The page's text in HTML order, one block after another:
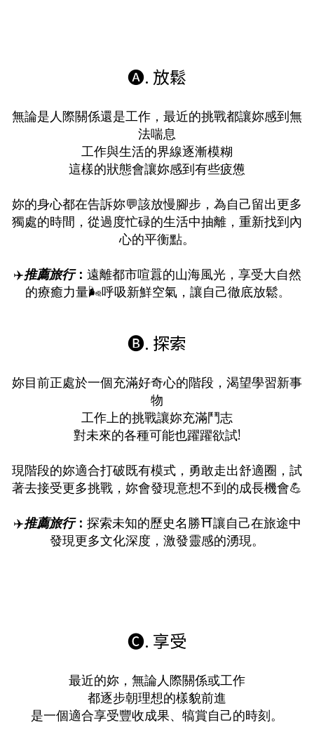
🅐. 放鬆
無論是人際關係還是工作，最近的挑戰都讓妳感到無
法喘息
工作與生活的界線逐漸模糊
這樣的狀態會讓妳感到有些疲憊
妳的身心都在告訴妳💬該放慢腳步，為自己留出更多
獨處的時間，從過度忙碌的生活中抽離，重新找到內
心的平衡點。
✈️推薦旅行： 遠離都市喧囂的山海風光，享受大自然
的療癒力量🌬️呼吸新鮮空氣，讓自己徹底放鬆。
🅑. 探索
妳目前正處於一個充滿好奇心的階段，渴望學習新事
物
工作上的挑戰讓妳充滿鬥志
對未來的各種可能也躍躍欲試!
現階段的妳適合打破既有模式，勇敢走出舒適圈，試
著去接受更多挑戰，妳會發現意想不到的成長機會💪
✈️推薦旅行： 探索未知的歷史名勝⛩️讓自己在旅途中
發現更多文化深度，激發靈感的湧現。
🅒. 享受
最近的妳，無論人際關係或工作
都逐步朝理想的樣貌前進
是一個適合享受豐收成果、犒賞自己的時刻。